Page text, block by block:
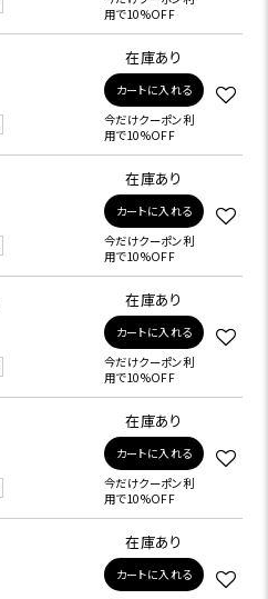
用で10%OFF
在庫あり
カートに入れる
今だけクーポン利
用で10%OFF
在庫あり
カートに入れる
今だけクーポン利
用で10%OFF
在庫あり
カートに入れる
今だけクーポン利
用で10%OFF
在庫あり
カートに入れる
今だけクーポン利
用で10%OFF
在庫あり
カートに入れる